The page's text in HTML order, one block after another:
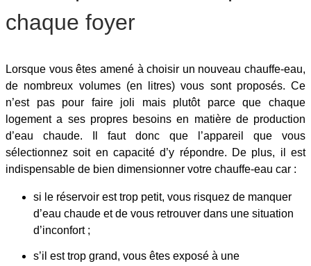
chaque foyer
Lorsque vous êtes amené à choisir un nouveau chauffe-eau,
de nombreux volumes (en litres) vous sont proposés. Ce
n’est pas pour faire joli mais plutôt parce que chaque
logement a ses propres besoins en matière de production
d’eau chaude. Il faut donc que l’appareil que vous
sélectionnez soit en capacité d’y répondre. De plus, il est
indispensable de bien dimensionner votre chauffe-eau car :
si le réservoir est trop petit, vous risquez de manquer
d’eau chaude et de vous retrouver dans une situation
d’inconfort ;
s’il est trop grand, vous êtes exposé à une